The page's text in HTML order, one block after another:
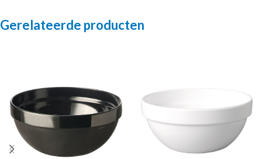
Gerelateerde producten